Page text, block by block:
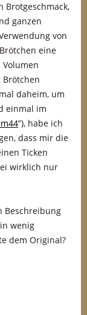
Brotgeschmack,
ganzen
von
eine
Brötchen
daheim, um
einmal im
”), habe ich
dass mir die
Ticken
wirklich nur
Beschreibung
wenig
dem Original?